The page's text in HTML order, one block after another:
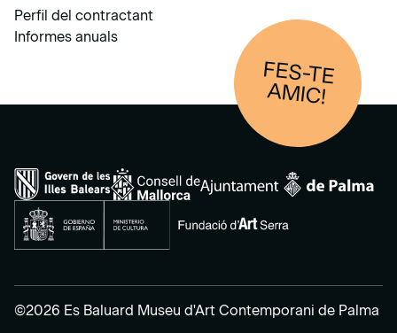
Perfil del contractant
Informes anuals
FES-TE
AM
IC!
©2026 Es Baluard Museu d'Art Contemporani de Palma